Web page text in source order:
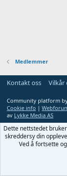
Medlemmer
Kontakt oss Vilkår
Community platform
Cookie info |
av Lykke Media AS
Dette nettstedet
skreddersy din
Ved å fortsette